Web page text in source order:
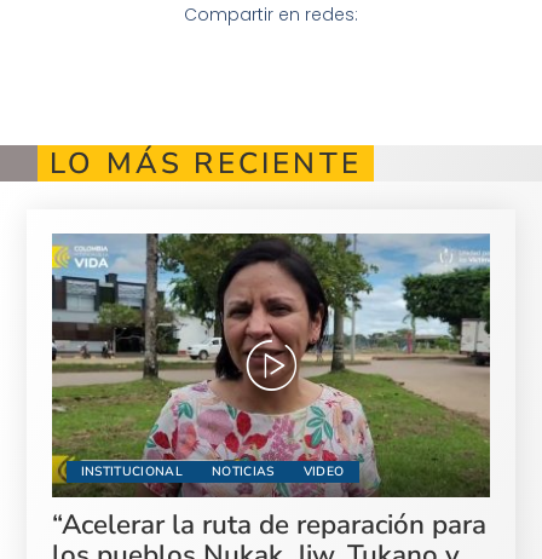
Compartir en redes:
LO MÁS RECIENTE
INSTITUCIONAL NOTICIAS VIDEO
“Acelerar la ruta de reparación para